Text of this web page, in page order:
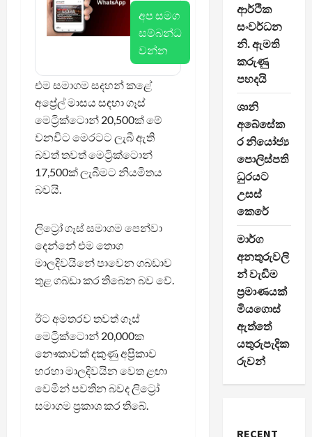
අප සමග
සම්බන්ධ
වන්න
එම සමාගම සදහන් කළේ
අප්‍රේල් මාසය සඳහා ගෑස්
මෙට්‍රික්ටොන් 20,500ක් මේ
වනවිට මෙරටට ලැබී ඇති
බවත් තවත් මෙට්‍රික්ටොන්
17,500ක් ලැබීමට නියමිතය
බවයි.
ලිට්‍රෝ ගෑස් සමාගම පෙන්වා
දෙන්නේ එම තොග
මාලදිවයිනේ පාවෙන ගබඩාව
තුළ ගබඩා කර තිබෙන බව වේ.
ඊට අමතරව තවත් ගෑස්
මෙට්‍රික්ටොන් 20,000ක
නෞකාවක් දකුණු අප්‍රිකාව
හරහා මාලදිවයින වෙත ළඟා
වෙමින් පවතින බවද ලිට්‍රෝ
සමාගම ප්‍රකාශ කර තිබේ.
ආර්ථික
සංවර්ධන
නි. ඇමති
කරුණු
පහදයි
ශානි
අබේසේක
ර නියෝජ්‍ය
පොලිස්පති
ධුරයට
උසස්
කෙරේ
මාර්ග
අනතුරුවලි
න් වැඩිම
ප්‍රමාණයක්
මියගොස්
ඇත්තේ
යතුරුපැදික
රුවන්
RECENT